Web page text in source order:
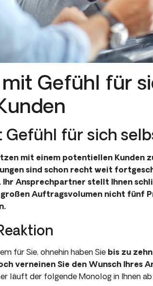
Gefühl für
Gefühl für sich
mit einem potentiellen Kunden
sind schon recht weit
Ihr Ansprechpartner stellt Ihnen
großen Auftragsvolumen nicht fünf
für Sie, ohnehin haben Sie bis zu
verneinen Sie den Wunsch Ihres
läuft der folgende Monolog in Ihnen ab: